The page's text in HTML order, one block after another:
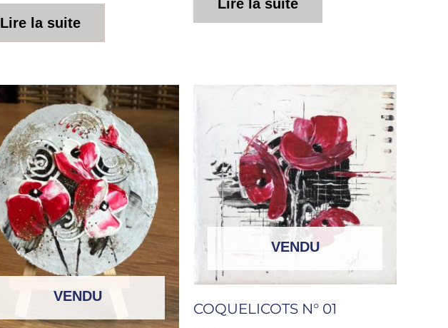
Lire la suite
Lire la suite
VENDU
VENDU
COQUELICOTS N° 01